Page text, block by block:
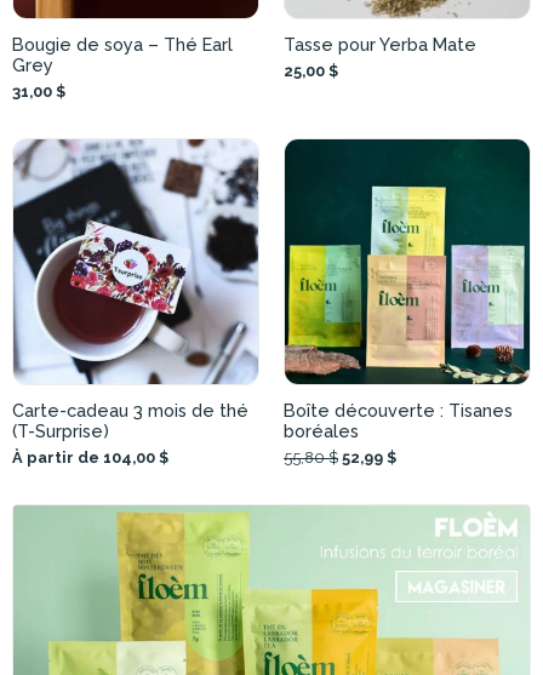
Bougie de soya – Thé Earl
Grey
31,00 $
Tasse pour Yerba Mate
25,00 $
Carte-cadeau 3 mois de thé
(T-Surprise)
À partir de 104,00 $
Boîte découverte : Tisanes
boréales
55,80 $ 52,99 $